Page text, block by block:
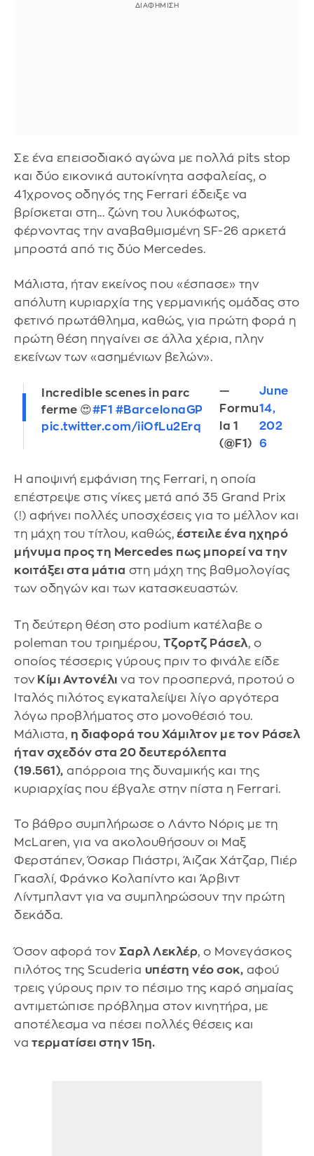
Σε ένα επεισοδιακό αγώνα με πολλά pits stop
και δύο εικονικά αυτοκίνητα ασφαλείας, ο
41χρονος οδηγός της Ferrari έδειξε να
βρίσκεται στη... ζώνη του λυκόφωτος,
φέρνοντας την αναβαθμισμένη SF-26 αρκετά
μπροστά από τις δύο Mercedes.
Μάλιστα, ήταν εκείνος που «έσπασε» την
απόλυτη κυριαρχία της γερμανικής ομάδας στο
φετινό πρωτάθλημα, καθώς, για πρώτη φορά η
πρώτη θέση πηγαίνει σε άλλα χέρια, πλην
εκείνων των «ασημένιων βελών».
Incredible scenes in parc
ferme 😍#F1 #BarcelonaGP
pic.twitter.com/iiOfLu2Erq
—
Formu
la 1
(@F1)
June
14,
202
6
Η αποψινή εμφάνιση της Ferrari, η οποία
επέστρεψε στις νίκες μετά από 35 Grand Prix
(!) αφήνει πολλές υποσχέσεις για το μέλλον και
τη μάχη του τίτλου, καθώς, έστειλε ένα ηχηρό
μήνυμα προς τη Mercedes πως μπορεί να την
κοιτάξει στα μάτια στη μάχη της βαθμολογίας
των οδηγών και των κατασκευαστών.
Τη δεύτερη θέση στο podium κατέλαβε ο
poleman του τριημέρου, Τζορτζ Ράσελ, ο
οποίος τέσσερις γύρους πριν το φινάλε είδε
τον Κίμι Αντονέλι να τον προσπερνά, προτού ο
Ιταλός πιλότος εγκαταλείψει λίγο αργότερα
λόγω προβλήματος στο μονοθέσιό του.
Μάλιστα, η διαφορά του Χάμιλτον με τον Ράσελ
ήταν σχεδόν στα 20 δευτερόλεπτα
(19.561), απόρροια της δυναμικής και της
κυριαρχίας που έβγαλε στην πίστα η Ferrari.
Το βάθρο συμπλήρωσε ο Λάντο Νόρις με τη
McLaren, για να ακολουθήσουν οι Μαξ
Φερστάπεν, Όσκαρ Πιάστρι, Άιζακ Χάτζαρ, Πιέρ
Γκασλί, Φράνκο Κολαπίντο και Άρβιντ
Λίντμπλαντ για να συμπληρώσουν την πρώτη
δεκάδα.
Όσον αφορά τον Σαρλ Λεκλέρ, ο Μονεγάσκος
πιλότος της Scuderia υπέστη νέο σοκ, αφού
τρεις γύρους πριν το πέσιμο της καρό σημαίας
αντιμετώπισε πρόβλημα στον κινητήρα, με
αποτέλεσμα να πέσει πολλές θέσεις και
να τερματίσει στην 15η.